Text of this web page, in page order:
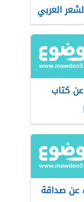
العربي
كتاب
عن صداقة